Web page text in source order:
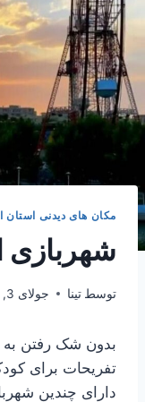
مکان های دیدنی استان
شهربازی
توسط تینا جولای 3, 2023
بدون شک رفتن به
تفریحات برای
دارای چندین